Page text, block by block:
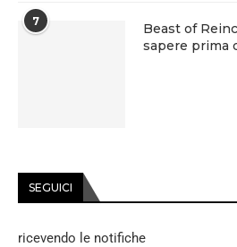
7
Beast of
sapere prima
SEGUICI
ricevendo le notifiche